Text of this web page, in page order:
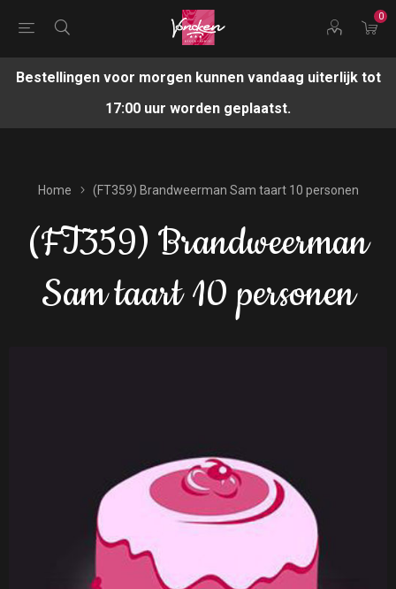
0
Bestellingen voor morgen kunnen vandaag uiterlijk tot
17:00 uur worden geplaatst.
Home (FT359) Brandweerman Sam taart 10 personen
(FT359) Brandweerman
Sam taart 10 personen